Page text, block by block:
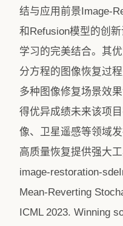
结与应用前景Image-
和Refusion模型的创
学习的完美结合。其
分方程的图像恢复过
多种图像修复场景效
得优异成绩未来该项
像、卫星遥感等领域
高质量恢复提供强大
image-restoration-
Mean-Reverting
ICML 2023. Winning